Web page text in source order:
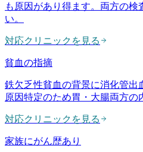
も原因があり得ます。両方の検
い。
対応クリニックを見る
貧血の指摘
鉄欠乏性貧血の背景に消化管出
原因特定のため胃・大腸両方の
対応クリニックを見る
家族にがん歴あり